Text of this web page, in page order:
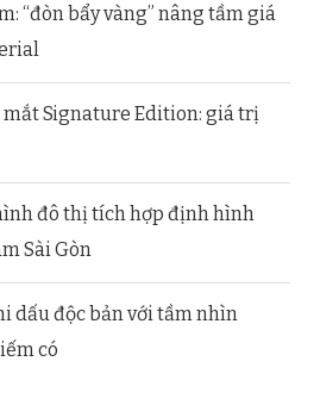
“đòn bẩy vàng” nâng tầm giá
Signature Edition: giá trị
đô thị tích hợp định hình
Sài Gòn
dấu độc bản với tầm nhìn
có